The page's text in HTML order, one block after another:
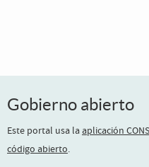
Gobierno abierto
Este portal usa la aplicación
código abierto.